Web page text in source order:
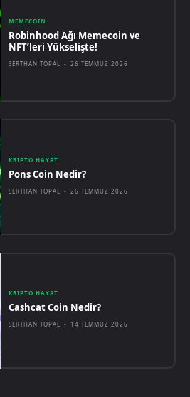
MEMECOIN
Robinhood Ağı Memecoin ve
NFT’leri Yükselişte!
SERTHAN TOPAL - 26 TEMMUZ 2026
KRIPTO HAYAT
Pons Coin Nedir?
SERTHAN TOPAL - 26 TEMMUZ 2026
KRIPTO HAYAT
Cashcat Coin Nedir?
SERTHAN TOPAL - 14 TEMMUZ 2026